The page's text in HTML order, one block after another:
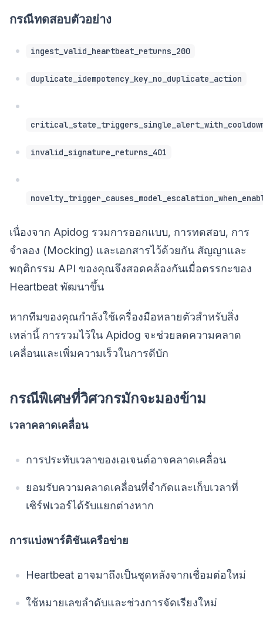
กรณีทดสอบตัวอย่าง
ingest_valid_heartbeat_returns_200
duplicate_idempotency_key_no_duplicate_action
invalid_signature_returns_401
เนื่องจาก Apidog รวมการออกแบบ, การทดสอบ, การ
จำลอง (Mocking) และเอกสารไว้ด้วยกัน สัญญาและ
พฤติกรรม API ของคุณจึงสอดคล้องกันเมื่อตรรกะของ
Heartbeat พัฒนาขึ้น
หากทีมของคุณกำลังใช้เครื่องมือหลายตัวสำหรับสิ่ง
เหล่านี้ การรวมไว้ใน Apidog จะช่วยลดความคลาด
เคลื่อนและเพิ่มความเร็วในการดีบัก
กรณีพิเศษที่วิศวกรมักจะมองข้าม
เวลาคลาดเคลื่อน
การประทับเวลาของเอเจนต์อาจคลาดเคลื่อน
ยอมรับความคลาดเคลื่อนที่จำกัดและเก็บเวลาที่
เซิร์ฟเวอร์ได้รับแยกต่างหาก
การแบ่งพาร์ติชันเครือข่าย
Heartbeat อาจมาถึงเป็นชุดหลังจากเชื่อมต่อใหม่
ใช้หมายเลขลำดับและช่วงการจัดเรียงใหม่